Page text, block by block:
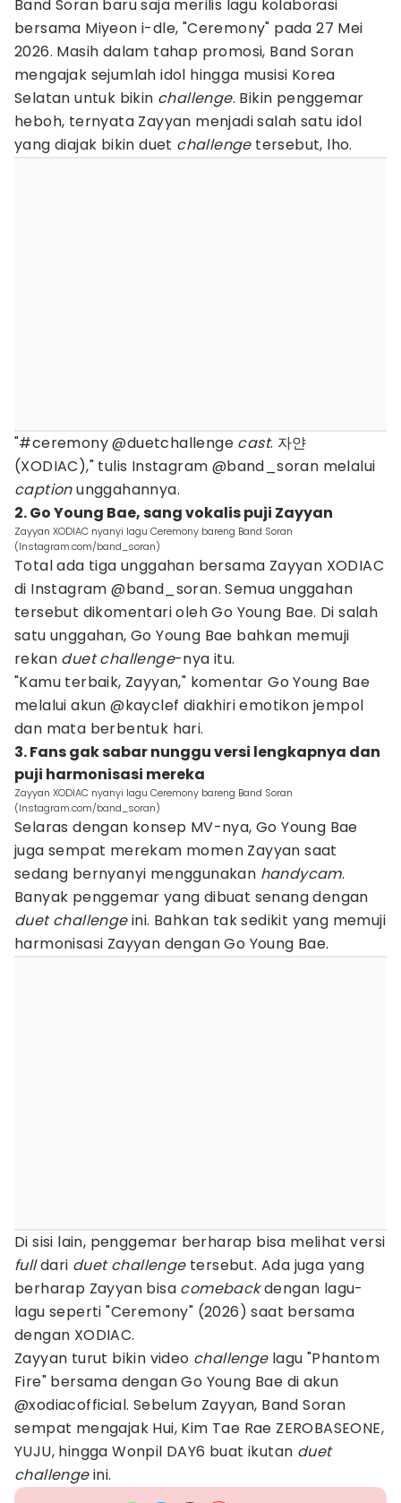
Band Soran baru saja merilis lagu kolaborasi
bersama Miyeon i-dle, "Ceremony" pada 27 Mei
2026. Masih dalam tahap promosi, Band Soran
mengajak sejumlah idol hingga musisi Korea
Selatan untuk bikin challenge. Bikin penggemar
heboh, ternyata Zayyan menjadi salah satu idol
yang diajak bikin duet challenge tersebut, lho.
"#ceremony @duetchallenge cast. 자얀
(XODIAC)," tulis Instagram @band_soran melalui
captionunggahannya.
2. Go Young Bae, sang vokalis puji Zayyan
Zayyan XODIAC nyanyi lagu Ceremony bareng Band Soran
(Instagram.com/band_soran)
Total ada tiga unggahan bersama Zayyan XODIAC
di Instagram @band_soran. Semua unggahan
tersebut dikomentari oleh Go Young Bae. Di salah
satu unggahan, Go Young Bae bahkan memuji
rekan duet challenge-nya itu.
"Kamu terbaik, Zayyan," komentar Go Young Bae
melalui akun @kayclef diakhiri emotikon jempol
dan mata berbentuk hari.
3. Fans gak sabar nunggu versi lengkapnya dan
puji harmonisasi mereka
Zayyan XODIAC nyanyi lagu Ceremony bareng Band Soran
(Instagram.com/band_soran)
Selaras dengan konsep MV-nya, Go Young Bae
juga sempat merekam momen Zayyan saat
sedang bernyanyi menggunakan handycam.
Banyak penggemar yang dibuat senang dengan
duet challengeini. Bahkan tak sedikit yang memuji
harmonisasi Zayyan dengan Go Young Bae.
Di sisi lain, penggemar berharap bisa melihat versi
fulldari duet challenge tersebut. Ada juga yang
berharap Zayyan bisa comebackdengan lagu-
lagu seperti "Ceremony" (2026) saat bersama
dengan XODIAC.
Zayyan turut bikin video challenge lagu "Phantom
Fire" bersama dengan Go Young Bae di akun
@xodiacofficial. Sebelum Zayyan, Band Soran
sempat mengajak Hui, Kim Tae Rae ZEROBASEONE,
YUJU, hingga Wonpil DAY6 buat ikutan duet
challengeini.